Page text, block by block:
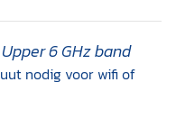
6 GHz band
nodig voor wifi of